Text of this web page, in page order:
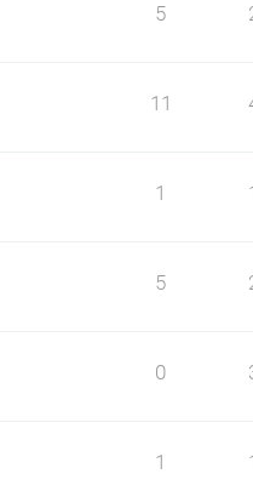
5
11
1
5
0
1